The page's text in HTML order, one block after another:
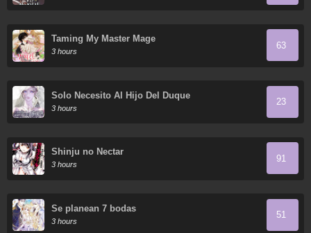
Taming My Master Mage
3 hours
63
Solo Necesito Al Hijo Del Duque
3 hours
23
Shinju no Nectar
3 hours
91
Se planean 7 bodas
3 hours
51